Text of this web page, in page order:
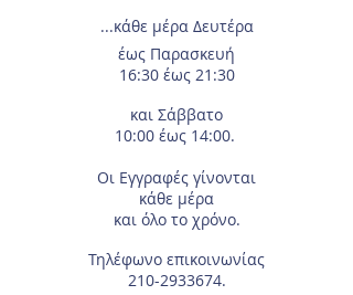
...κάθε μέρα Δευτέρα
έως Παρασκευή
16:30 έως 21:30
και Σάββατο
10:00 έως 14:00.
Οι Εγγραφές γίνονται
κάθε μέρα
και όλο το χρόνο.
Τηλέφωνο επικοινωνίας
210-2933674.